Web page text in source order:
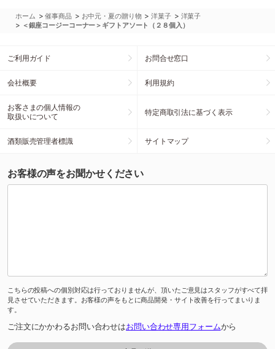
ホーム >催事商品 > お中元・夏の贈り物 >洋菓子 > 洋菓子
> ＜銀座コージーコーナー＞ギフトアソート（２８個入）
ご利用ガイド お問合せ窓口
会社概要 利用規約
お客さまの個人情報の
取扱いについて
特定商取引法に基づく表示
酒類販売管理者標識 サイトマップ
お客様の声をお聞かせください
こちらの投稿への個別対応は行っておりませんが、頂いたご意見はスタッフがすべて拝
見させていただきます。お客様の声をもとに商品開発・サイト改善を行ってまいりま
す。
ご注文にかかわるお問い合わせはお問い合わせ専用フォームから